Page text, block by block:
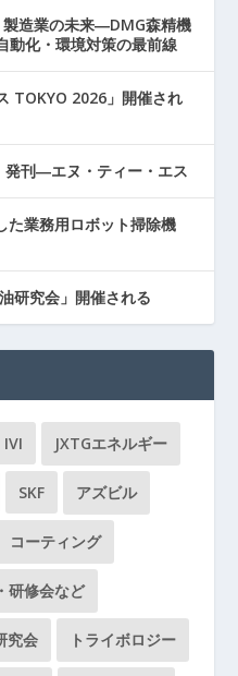
造業の未来―DMG森精機
動化・環境対策の最前線
TOKYO 2026」開催され
発刊―エヌ・ティー・エス
た業務用ロボット掃除機
研究会」開催される
IVI JXTGエネルギー
SKF アズビル
コーティング
研修会など
究会 トライボロジー